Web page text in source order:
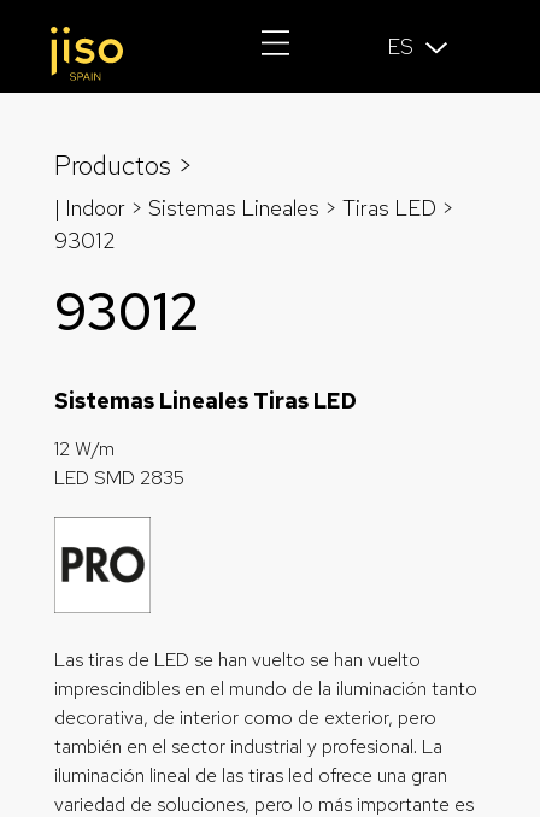
ES
Productos >
| Indoor > Sistemas Lineales > Tiras LED >
93012
93012
Sistemas Lineales Tiras LED
12 W/m
LED SMD 2835
Las tiras de LED se han vuelto se han vuelto
imprescindibles en el mundo de la iluminación tanto
decorativa, de interior como de exterior, pero
también en el sector industrial y profesional. La
iluminación lineal de las tiras led ofrece una gran
variedad de soluciones, pero lo más importante es